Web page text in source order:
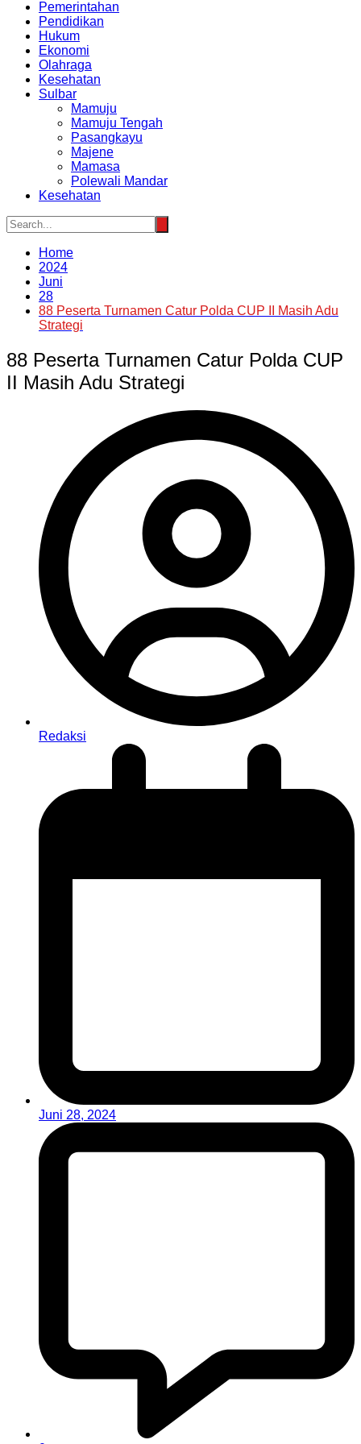
Pemerintahan
Pendidikan
Hukum
Ekonomi
Olahraga
Kesehatan
Sulbar
Mamuju
Mamuju Tengah
Pasangkayu
Majene
Mamasa
Polewali Mandar
Kesehatan
Home
2024
Juni
28
88 Peserta Turnamen Catur Polda CUP II Masih Adu
Strategi
88 Peserta Turnamen Catur Polda CUP
II Masih Adu Strategi
Redaksi
Juni 28, 2024